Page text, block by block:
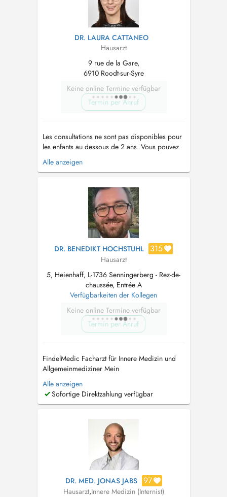
DR. LAURA CATTANEO
Hausarzt
9 rue de la Gare,
6910 Roodt-sur-Syre
Keine online Termine verfügbar
Termin per Anruf
Les consultations ne sont pas disponibles pour
les enfants au dessous de 2 ans. Vous pouvez
contacter le secrétariat au numéro 77 93 77 .
Veuillez noter que le cabinet médical se trouve
direction de Grevenmacher....
Alle anzeigen
DR. BENEDIKT HOCHSTUHL 315
Hausarzt
5, Heienhaff, L-1736 Senningerberg - Rez-de-
chaussée, Entrée A
Verfügbarkeiten der Kollegen
Keine online Termine verfügbar
Termin per Anruf
FindelMedic Facharzt für Innere Medizin und
Allgemeinmediziner Mein
Behandlungsspektrum umfasst unter anderem:
Herz-Kreislauf-Beschwerden, Herzrasen/
Herzstolpern (Palpitationen), geschwollene
oder chronisch), Atemnot, diagnostiziertes
oder vermutetes As...
Alle anzeigen
Sofortige Direktzahlung verfügbar
DR. MED. JONAS JABS 97
Hausarzt,Innere Medizin (Internist)